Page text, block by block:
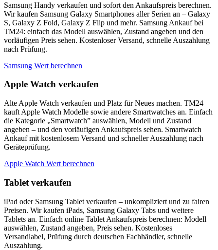
Samsung Handy verkaufen und sofort den Ankaufspreis berechnen.
Wir kaufen Samsung Galaxy Smartphones aller Serien an – Galaxy
S, Galaxy Z Fold, Galaxy Z Flip und mehr. Samsung Ankauf bei
TM24: einfach das Modell auswählen, Zustand angeben und den
vorläufigen Preis sehen. Kostenloser Versand, schnelle Auszahlung
nach Prüfung.
Samsung Wert berechnen
Apple Watch verkaufen
Alte Apple Watch verkaufen und Platz für Neues machen. TM24
kauft Apple Watch Modelle sowie andere Smartwatches an. Einfach
die Kategorie „Smartwatch” auswählen, Modell und Zustand
angeben – und den vorläufigen Ankaufspreis sehen. Smartwatch
Ankauf mit kostenlosem Versand und schneller Auszahlung nach
Geräteprüfung.
Apple Watch Wert berechnen
Tablet verkaufen
iPad oder Samsung Tablet verkaufen – unkompliziert und zu fairen
Preisen. Wir kaufen iPads, Samsung Galaxy Tabs und weitere
Tablets an. Einfach online Tablet Ankaufspreis berechnen: Modell
auswählen, Zustand angeben, Preis sehen. Kostenloses
Versandlabel, Prüfung durch deutschen Fachhändler, schnelle
Auszahlung.